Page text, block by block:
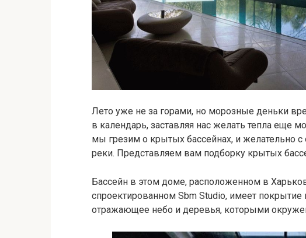
Лето уже не за горами, но морозные деньки
в календарь, заставляя нас желать тепла еще
мы грезим о крытых бассейнах, и желательно
реки. Представляем вам подборку крытых
Бассейн в этом доме, расположенном в
спроектированном Sbm Studio, имеет
отражающее небо и деревья, которыми